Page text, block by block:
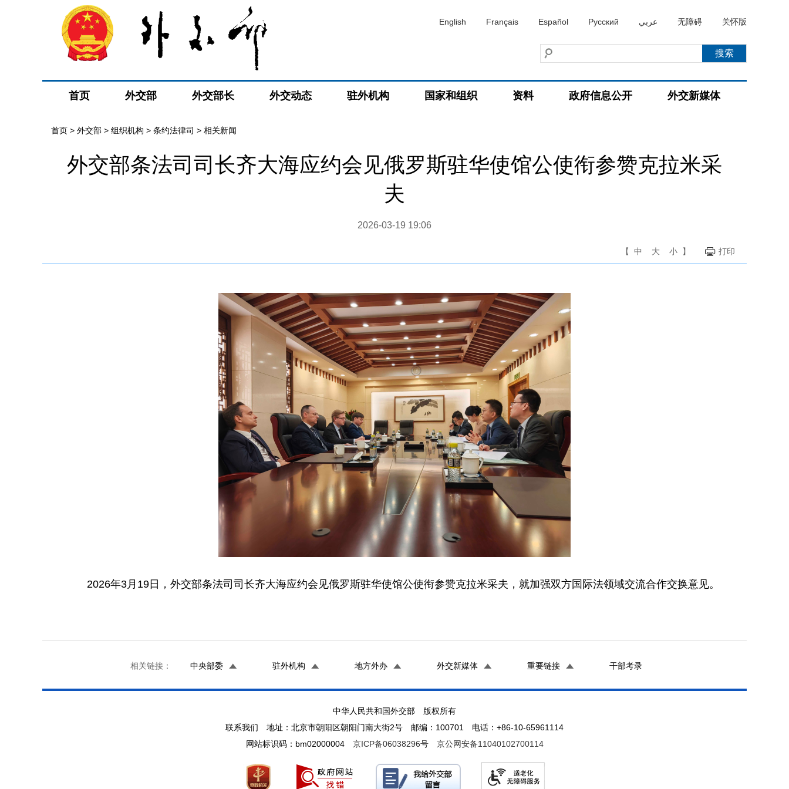
English Français Español Русский عربي 无障碍 关怀版
首页 外交部 外交部长 外交动态 驻外机构 国家和组织 资料 政府信息公开 外交新媒体
首页 > 外交部 > 组织机构 > 条约法律司 > 相关新闻
外交部条法司司长齐大海应约会见俄罗斯驻华使馆公使衔参赞克拉米采
夫
2026-03-19 19:06
【 中 大 小 】 打印
2026年3月19日，外交部条法司司长齐大海应约会见俄罗斯驻华使馆公使衔参赞克拉米采夫，就加强双方国际法领域交流合作交换意见。
相关链接： 中央部委 驻外机构 地方外办 外交新媒体 重要链接 干部考录
中华人民共和国外交部 版权所有
联系我们 地址：北京市朝阳区朝阳门南大街2号 邮编：100701 电话：+86-10-65961114
网站标识码：bm02000004 京ICP备06038296号 京公网安备11040102700114